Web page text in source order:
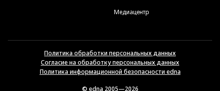
Медиацентр
Политика обработки персональных данных
Согласие на обработку персональных данных
Политика информационной безопасности edna
© edna 2005—2026